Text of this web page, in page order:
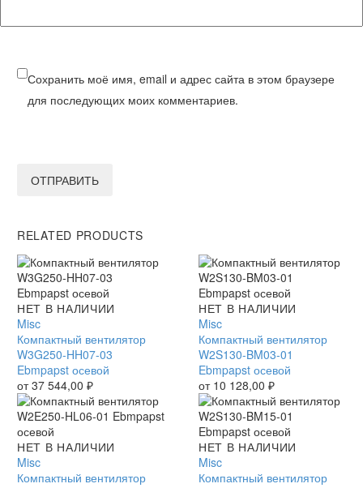
Сохранить моё имя, email и адрес сайта в этом браузере
для последующих моих комментариев.
ОТПРАВИТЬ
RELATED PRODUCTS
Компактный
вентилятор
W3G250-
HH07-
03
Ebmpapst
осевой
НЕТ В НАЛИЧИИ
Misc
Компактный вентилятор
W3G250-HH07-03
Ebmpapst осевой
от37 544,00 ₽
Компактный
вентилятор
W2S130-
BM03-
01
Ebmpapst
осевой
НЕТ В НАЛИЧИИ
Misc
Компактный вентилятор
W2S130-BM03-01
Ebmpapst осевой
от 10 128,00 ₽
Компактный
вентилятор
W2E250-
НЕТ В НАЛИЧИИ
Misc
Компактный вентилятор
Компактный
вентилятор
W2S130-
НЕТ В НАЛИЧИИ
Misc
Компактный вентилятор